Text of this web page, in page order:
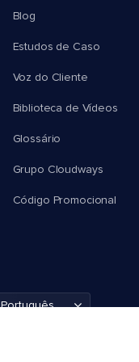
Blog
Estudos de Caso
Voz do Cliente
Biblioteca de Vídeos
Glossário
Grupo Cloudways
Código Promocional
Português